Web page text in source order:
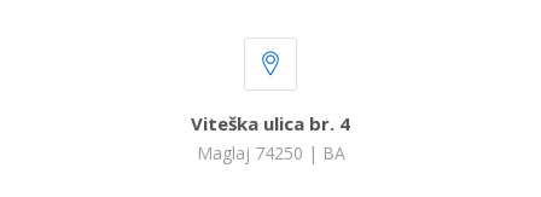
Viteška ulica br. 4
Maglaj 74250 | BA